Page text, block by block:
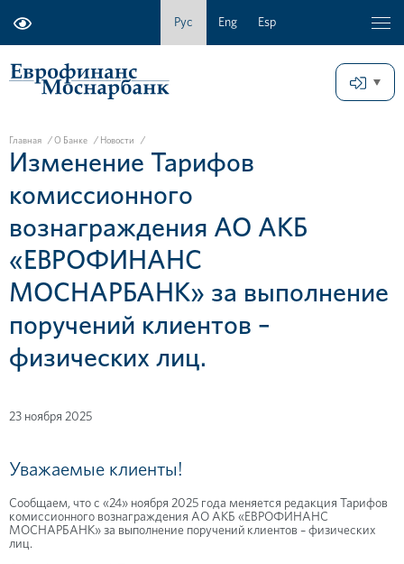
Рус Eng Esp
Главная / О Банке / Новости /
Изменение Тарифов
комиссионного
вознаграждения АО АКБ
«ЕВРОФИНАНС
МОСНАРБАНК» за выполнение
поручений клиентов –
физических лиц.
23 ноября 2025
Уважаемые клиенты!
Сообщаем, что с «24» ноября 2025 года меняется редакция Тарифов
комиссионного вознаграждения АО АКБ «ЕВРОФИНАНС
МОСНАРБАНК» за выполнение поручений клиентов – физических
лиц.